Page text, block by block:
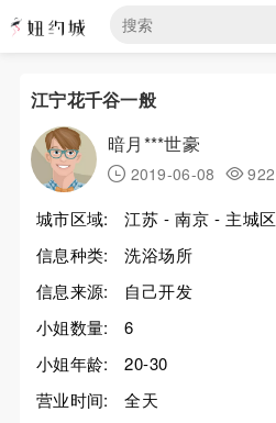
江宁花千谷一般
暗月***世豪
2019-06-08 922
城市区域:
江苏 - 南京 - 主城区
信息种类:
洗浴场所
信息来源:
自己开发
小姐数量:
6
小姐年龄:
20-30
营业时间:
全天